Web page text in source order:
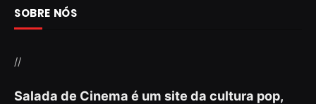
SOBRE NÓS
//
Salada de Cinema é um site da cultura pop,